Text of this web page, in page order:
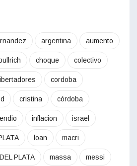
argentina aumento
bullrich choque colectivo
cordoba
cristina córdoba
inflacion israel
loan macri
PLATA massa messi